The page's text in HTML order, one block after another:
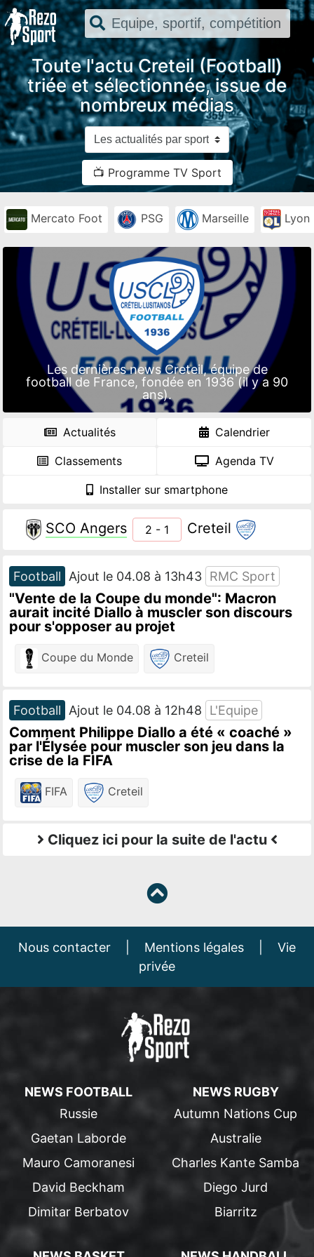
Toute l'actu Creteil (Football)
triée et sélectionnée, issue de
nombreux médias
📺 Programme TV Sport
Mercato Foot PSG Marseille Lyon
Les dernières news Creteil, équipe de
football de France, fondée en 1936 (il y a 90
ans).
Actualités Calendrier
Classements Agenda TV
Installer sur smartphone
SCO Angers 2 - 1 Creteil
Football Ajout le 04.08 à 13h43 RMC Sport
"Vente de la Coupe du monde": Macron
aurait incité Diallo à muscler son discours
pour s'opposer au projet
Coupe du Monde Creteil
Football Ajout le 04.08 à 12h48 L'Equipe
Comment Philippe Diallo a été « coaché »
par l'Élysée pour muscler son jeu dans la
crise de la FIFA
FIFA Creteil
Cliquez ici pour la suite de l'actu
Nous contacter Mentions légales
Vie
privée
NEWS FOOTBALL
Russie
Gaetan Laborde
Mauro Camoranesi
David Beckham
Dimitar Berbatov
NEWS RUGBY
Autumn Nations Cup
Australie
Charles Kante Samba
Diego Jurd
Biarritz